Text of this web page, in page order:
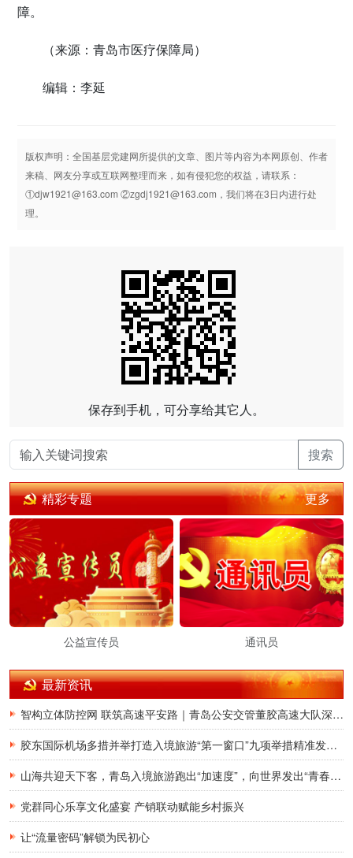
障。
（来源：青岛市医疗保障局）
编辑：李延
版权声明：全国基层党建网所提供的文章、图片等内容为本网原创、作者
来稿、网友分享或互联网整理而来，如有侵犯您的权益，请联系：
①djw1921@163.com ②zgdj1921@163.com，我们将在3日内进行处
理。
保存到手机，可分享给其它人。
搜索
精彩专题 更多
公益宣传员 通讯员
最新资讯
智构立体防控网 联筑高速平安路｜青岛公安交管董胶高速大队深耕交通治理提质增效
胶东国际机场多措并举打造入境旅游“第一窗口”九项举措精准发力，助力青岛建设国际滨海旅游度假胜地
山海共迎天下客，青岛入境旅游跑出“加速度”，向世界发出“青春之约”
党群同心乐享文化盛宴 产销联动赋能乡村振兴
让“流量密码”解锁为民初心